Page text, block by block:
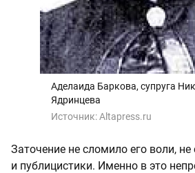
Аделаида Баркова, супруга
Ядринцева
Источник:Altapress.ru
Заточение не сломило его воли, не
и публицистики. Именно в это